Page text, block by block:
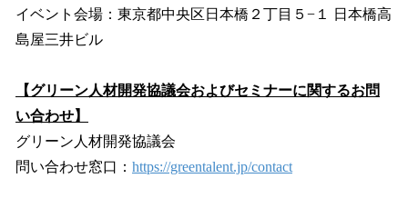
イベント会場：東京都中央区日本橋２丁目５−１ 日本橋高
島屋三井ビル
【グリーン人材開発協議会およびセミナーに関するお問
い合わせ】
グリーン人材開発協議会
問い合わせ窓口： https://greentalent.jp/contact